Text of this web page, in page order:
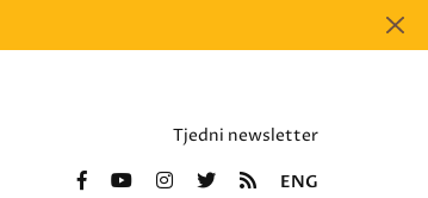
Tjedni newsletter
ENG